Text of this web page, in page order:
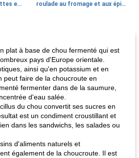
Muffins géants aux carottes et à la banane de Nif roulade au fromage et aux épinards
le méga's jopp joes
plat à base de chou fermenté qui est
pays d'Europe orientale.
ainsi qu'en potassium et en
peut faire de la choucroute en
fermenter dans de la saumure,
d'eau salée.
du chou convertit ses sucres en
est un condiment croustillant et
dans les sandwichs, les salades ou
d'aliments naturels et
également de la choucroute. Il est